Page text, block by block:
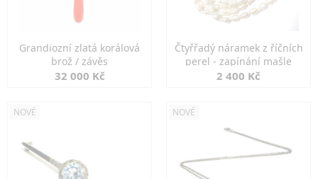
Grandiozní zlatá korálová
brož / závěs
32 000 Kč
Čtyřřadý náramek z říčních
perel - zapínání mašle
2 400 Kč
NOVÉ NOVÉ